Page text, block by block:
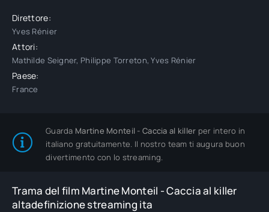
Direttore:
Yves Rénier
Attori:
Mathilde Seigner, Philippe Torreton, Yves Rénier
Paese:
France
Guarda Martine Monteil - Caccia al killer per intero in
italiano gratuitamente. Il nostro team ti augura buon
divertimento con lo streaming.
Trama del film Martine Monteil - Caccia al killer
altadefinizione streaming ita